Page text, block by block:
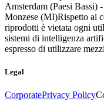
Amsterdam (Paesi
Monzese (MI)Rispetto ai
riprodotti è vietata ogni
sistemi di intelligenza
espresso di utilizzare
Legal
CorporatePrivacy Policy